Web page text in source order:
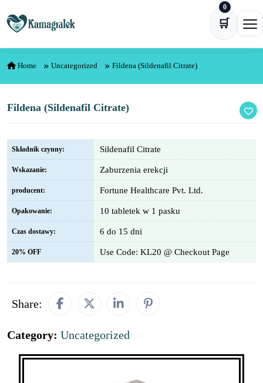
🛒
0
Home Uncategorized Fildena (Sildenafil Citrate)
Fildena (Sildenafil Citrate)
Składnik czynny: Sildenafil Citrate
Wskazanie: Zaburzenia erekcji
producent: Fortune Healthcare Pvt. Ltd.
Opakowanie: 10 tabletek w 1 pasku
Czas dostawy: 6 do 15 dni
20% OFF Use Code: KL20 @ Checkout Page
Share:
Category: Uncategorized